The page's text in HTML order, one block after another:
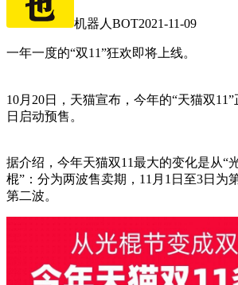
机器人BOT2021-11-09
一年一度的“双11”狂欢即将上线。
10月20日，天猫宣布，今年的“天猫双11”
日启动预售。
据介绍，今年天猫双11最大的变化是从“
棍”：分为两波售卖期，11月1日至3日为
第二波。